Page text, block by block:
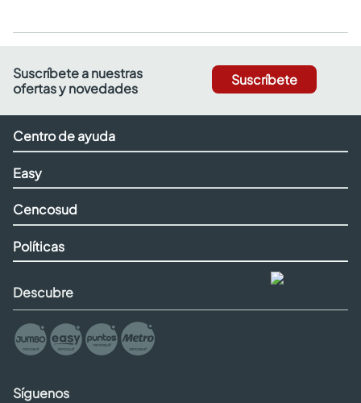
Suscríbete a nuestras
ofertas y novedades
Suscríbete
Centro de ayuda
Easy
Cencosud
Políticas
Descubre
Síguenos